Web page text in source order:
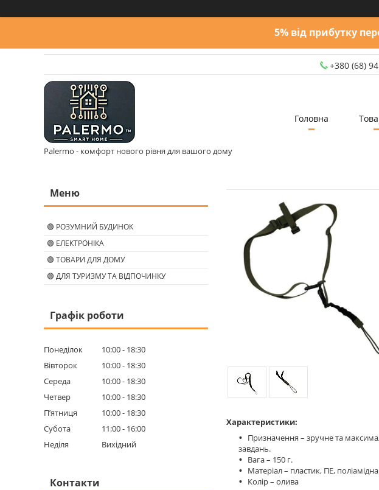
5% від прибутку
+380 (68)
Palermo - комфорт нового рівня для вашого дому
Головна
Характеристики:
Призначення – зручне та
завдань.
Вага – 150 г.
Матеріал – пластик, ПЕ, поліамідна
Колір – олива
🟢 РОЗУМНИЙ БУДИНОК
🟢 ЕЛЕКТРОНІКА
🟢 ТОВАРИ ДЛЯ ДОМУ
🟢 ДЛЯ ТУРИЗМУ ТА ВІДПОЧИНКУ
Графік роботи
Понеділок 10:00
18:30
Вівторок
10:00
18:30
Середа
10:00
18:30
Четвер
10:00
18:30
Пʼятниця
10:00
18:30
Субота
11:00
16:00
Неділя
Вихідний
Контакти